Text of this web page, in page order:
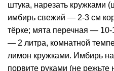
штука, нарезать кружками
имбирь свежий — 2-3 см
тёрке; мята перечная — 10-
— 2 литра, комнатной
лимон кружками. Имбирь
порвите руками (не